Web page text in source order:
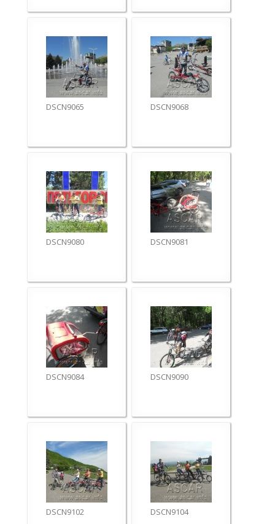
DSCN9065 DSCN9068
DSCN9080 DSCN9081
DSCN9084 DSCN9090
DSCN9102 DSCN9104